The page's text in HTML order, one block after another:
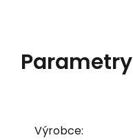
Parametry
Výrobce: